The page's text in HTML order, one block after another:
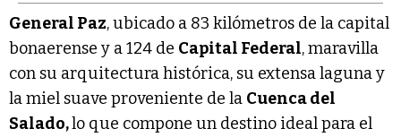
General Paz, ubicado a 83 kilómetros de la capital
bonaerense y a 124 de Capital Federal, maravilla
con su arquitectura histórica, su extensa laguna y
la miel suave proveniente de la Cuenca del
Salado,lo que compone un destino ideal para el